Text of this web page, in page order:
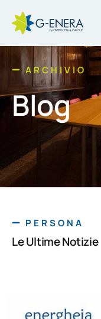
ARCHIVIO
Blog
PERSONA
Le Ultime Notizie